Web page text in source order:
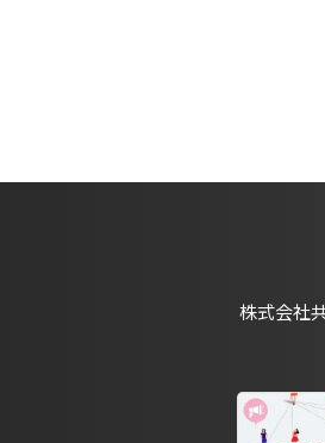
株式会社